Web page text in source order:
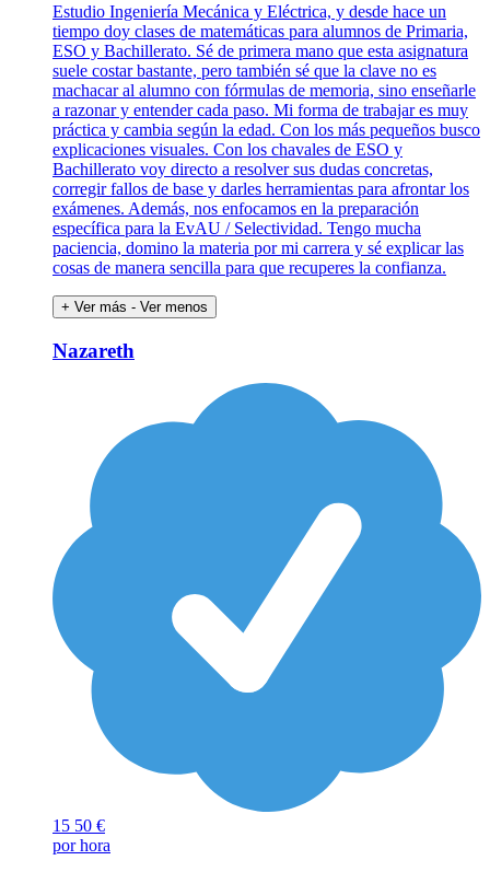
Estudio Ingeniería Mecánica y Eléctrica, y desde hace un
tiempo doy clases de matemáticas para alumnos de Primaria,
ESO y Bachillerato. Sé de primera mano que esta asignatura
suele costar bastante, pero también sé que la clave no es
machacar al alumno con fórmulas de memoria, sino enseñarle
a razonar y entender cada paso. Mi forma de trabajar es muy
práctica y cambia según la edad. Con los más pequeños busco
explicaciones visuales. Con los chavales de ESO y
Bachillerato voy directo a resolver sus dudas concretas,
corregir fallos de base y darles herramientas para afrontar los
exámenes. Además, nos enfocamos en la preparación
específica para la EvAU / Selectividad. Tengo mucha
paciencia, domino la materia por mi carrera y sé explicar las
cosas de manera sencilla para que recuperes la confianza.
+ Ver más - Ver menos
Nazareth
15 50 €
por hora